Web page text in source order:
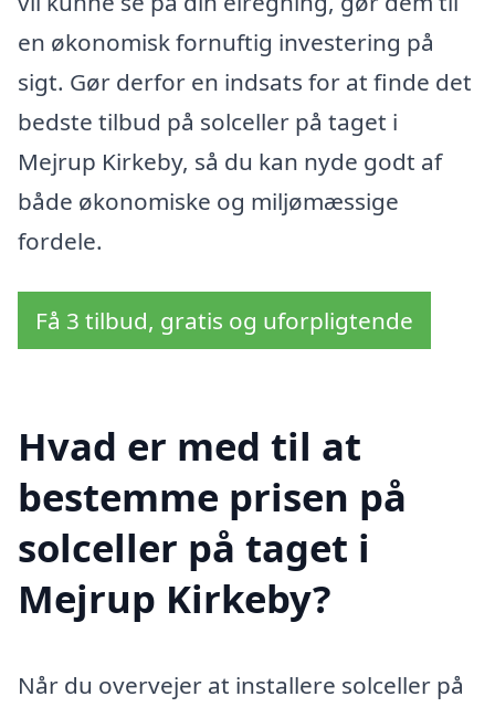
en økonomisk fornuftig investering på
sigt. Gør derfor en indsats for at finde det
bedste tilbud på solceller på taget i
Mejrup Kirkeby, så du kan nyde godt af
både økonomiske og miljømæssige
fordele.
Få 3 tilbud, gratis og uforpligtende
Hvad er med til at
bestemme prisen på
solceller på taget i
Mejrup Kirkeby?
Når du overvejer at installere solceller på